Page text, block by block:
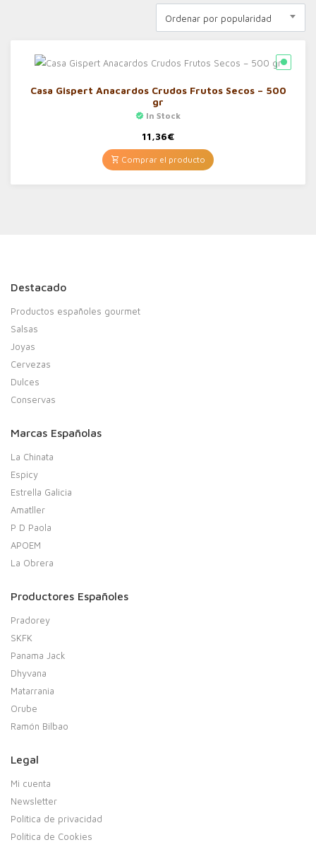
Ordenar por popularidad
Casa Gispert Anacardos Crudos Frutos Secos – 500
gr
In Stock
11,36€
Comprar el producto
Destacado
Productos españoles gourmet
Salsas
Joyas
Cervezas
Dulces
Conservas
Marcas Españolas
La Chinata
Espicy
Estrella Galicia
Amatller
P D Paola
APOEM
La Obrera
Productores Españoles
Pradorey
SKFK
Panama Jack
Dhyvana
Matarrania
Orube
Ramón Bilbao
Legal
Mi cuenta
Newsletter
Política de privacidad
Política de Cookies